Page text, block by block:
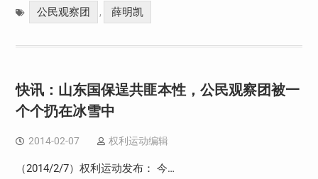
公民观察团 , 薛明凯
快讯：山东国保逞共匪本性，公民观察团被一
个个扔在冰雪中
2014-02-07 权利运动编辑
（2014/2/7）权利运动发布： 今…